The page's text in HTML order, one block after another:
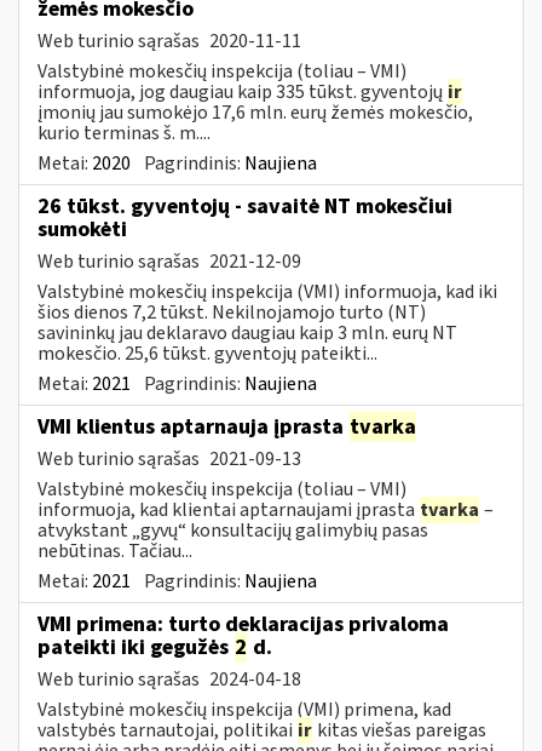
žemės mokesčio
Web turinio sąrašas 2020-11-11
Valstybinė mokesčių inspekcija (toliau – VMI)
informuoja, jog daugiau kaip 335 tūkst. gyventojų ir
įmonių jau sumokėjo 17,6 mln. eurų žemės mokesčio,
kurio terminas š. m....
Metai: 2020 Pagrindinis: Naujiena
26 tūkst. gyventojų - savaitė NT mokesčiui
sumokėti
Web turinio sąrašas 2021-12-09
Valstybinė mokesčių inspekcija (VMI) informuoja, kad iki
šios dienos 7,2 tūkst. Nekilnojamojo turto (NT)
savininkų jau deklaravo daugiau kaip 3 mln. eurų NT
mokesčio. 25,6 tūkst. gyventojų pateikti...
Metai: 2021 Pagrindinis: Naujiena
VMI klientus aptarnauja įprasta tvarka
Web turinio sąrašas 2021-09-13
Valstybinė mokesčių inspekcija (toliau – VMI)
informuoja, kad klientai aptarnaujami įprasta tvarka –
atvykstant „gyvų“ konsultacijų galimybių pasas
nebūtinas. Tačiau...
Metai: 2021 Pagrindinis: Naujiena
VMI primena: turto deklaracijas privaloma
pateikti iki gegužės 2 d.
Web turinio sąrašas 2024-04-18
Valstybinė mokesčių inspekcija (VMI) primena, kad
valstybės tarnautojai, politikai ir kitas viešas pareigas